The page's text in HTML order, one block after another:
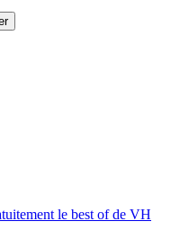
le best of de VH